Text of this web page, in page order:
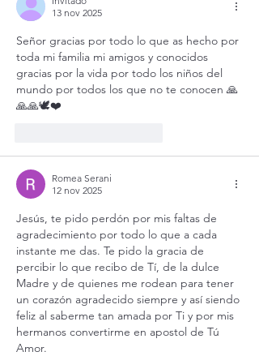
13 nov 2025
Señor gracias por todo lo que as hecho por
toda mi familia mi amigos y conocidos
gracias por la vida por todo los niños del
mundo por todos los que no te conocen 🙏
🙏🙏🕊️❤️
Romea Serani
12 nov 2025
Jesús, te pido perdón por mis faltas de
agradecimiento por todo lo que a cada
instante me das. Te pido la gracia de
percibir lo que recibo de Tí, de la dulce
Madre y de quienes me rodean para tener
un corazón agradecido siempre y así siendo
feliz al saberme tan amada por Ti y por mis
hermanos convertirme en apostol de Tú
Amor.